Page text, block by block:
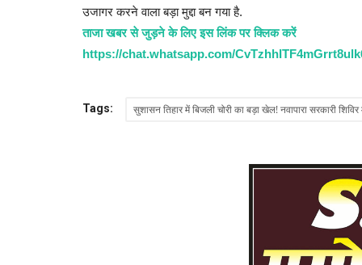
उजागर करने वाला बड़ा मुद्दा बन गया है.
ताजा खबर से जुड़ने के लिए इस लिंक पर क्लिक करें
https://chat.whatsapp.com/
Tags: सुशासन तिहार में बिजली चोरी का बड़ा खेल! नवापारा सरकारी